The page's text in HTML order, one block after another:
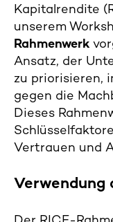
Kapitalrendite
unserem
Rahmenwerk
Ansatz, der
zu priorisieren,
gegen die
Dieses
Vertrauen und
Verwendung